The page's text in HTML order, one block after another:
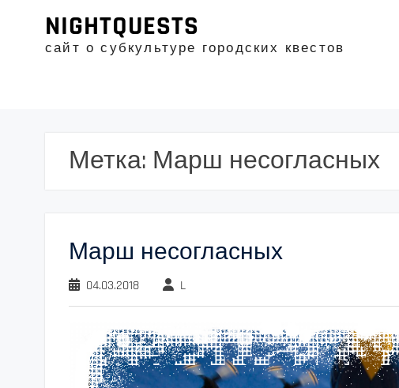
содержимому
NIGHTQUESTS
сайт о субкультуре городских квестов
Метка: Марш несогласных
Марш несогласных
04.03.2018 L